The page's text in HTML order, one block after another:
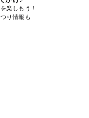
楽しもう！
り情報も